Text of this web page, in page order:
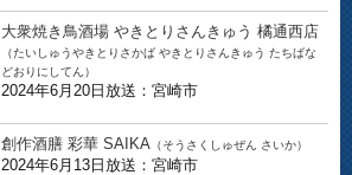
大衆焼き鳥酒場 やきとりさんきゅう 橘通西店
（たいしゅうやきとりさかば やきとりさんきゅう たちばな
どおりにしてん）
2024年6月20日放送：宮崎市
創作酒膳 彩華 SAIKA （そうさくしゅぜん さいか）
2024年6月13日放送：宮崎市